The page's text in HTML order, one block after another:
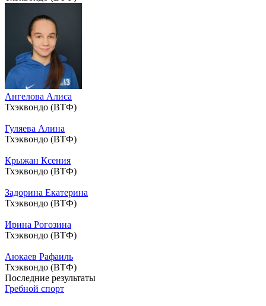
Ангелова Алиса
Тхэквондо (ВТФ)
Гуляева Алина
Тхэквондо (ВТФ)
Крыжан Ксения
Тхэквондо (ВТФ)
Задорина Екатерина
Тхэквондо (ВТФ)
Ирина Рогозина
Тхэквондо (ВТФ)
Аюкаев Рафаиль
Тхэквондо (ВТФ)
Последние результаты
Гребной спорт